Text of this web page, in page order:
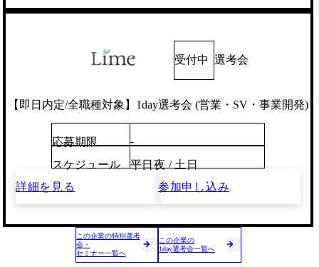
受付中 選考会
【即日内定/全職種対象】1day選考会 (営業・SV・事業開発)
応募期限
-
スケジュール
平日夜 / 土日
詳細を見る
参加申し込み
この企業の特別選考
会・
セミナー一覧へ
この企業の
1day選考会一覧へ